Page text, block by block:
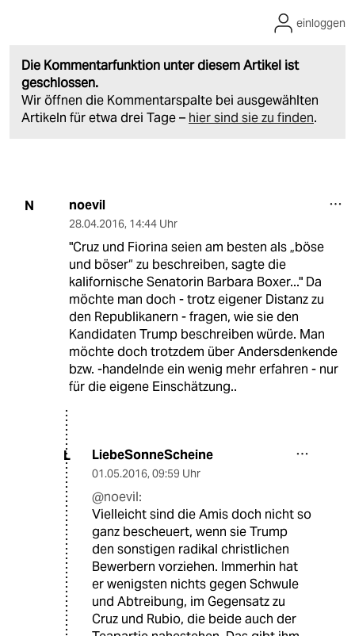
Die Kommentarfunktion unter diesem Artikel ist
geschlossen.
Wir öffnen die Kommentarspalte bei ausgewählten
Artikeln für etwa drei Tage – hier sind sie zu finden.
einloggen
N noevil
28.04.2016, 14:44 Uhr
"Cruz und Fiorina seien am besten als „böse
und böser“ zu beschreiben, sagte die
kalifornische Senatorin Barbara Boxer..." Da
möchte man doch - trotz eigener Distanz zu
den Republikanern - fragen, wie sie den
Kandidaten Trump beschreiben würde. Man
möchte doch trotzdem über Andersdenkende
bzw. -handelnde ein wenig mehr erfahren - nur
für die eigene Einschätzung..
L LiebeSonneScheine
01.05.2016, 09:59 Uhr
@noevil:
Vielleicht sind die Amis doch nicht so
ganz bescheuert, wenn sie Trump
den sonstigen radikal christlichen
Bewerbern vorziehen. Immerhin hat
er wenigsten nichts gegen Schwule
und Abtreibung, im Gegensatz zu
Cruz und Rubio, die beide auch der